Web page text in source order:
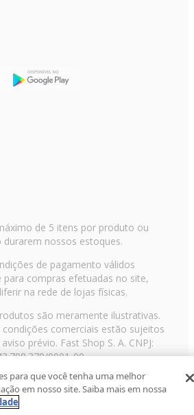
de 5 itens por produto ou
durarem nossos estoques.
de pagamento válidos
para compras efetuadas no site,
na rede de lojas físicas.
são meramente ilustrativas.
comerciais estão sujeitos
prévio. Fast Shop S. A. CNPJ:
0001-00
nº 1650, sobreloja, Carandiru, São
001, Telefone: 11 3003-3728 ©
Todos os direitos reservados
para que você tenha uma melhor
em nosso site. Saiba mais em nossa